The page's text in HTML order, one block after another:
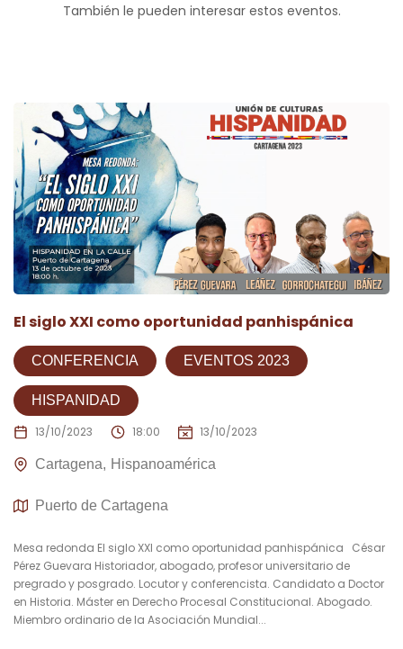
También le pueden interesar estos eventos.
El siglo XXI como oportunidad panhispánica
CONFERENCIA EVENTOS 2023
HISPANIDAD
13/10/2023 18:00 13/10/2023
Cartagena Hispanoamérica
Puerto de Cartagena
Mesa redonda El siglo XXI como oportunidad panhispánica César
Pérez Guevara Historiador, abogado, profesor universitario de
pregrado y posgrado. Locutor y conferencista. Candidato a Doctor
en Historia. Máster en Derecho Procesal Constitucional. Abogado.
Miembro ordinario de la Asociación Mundial...